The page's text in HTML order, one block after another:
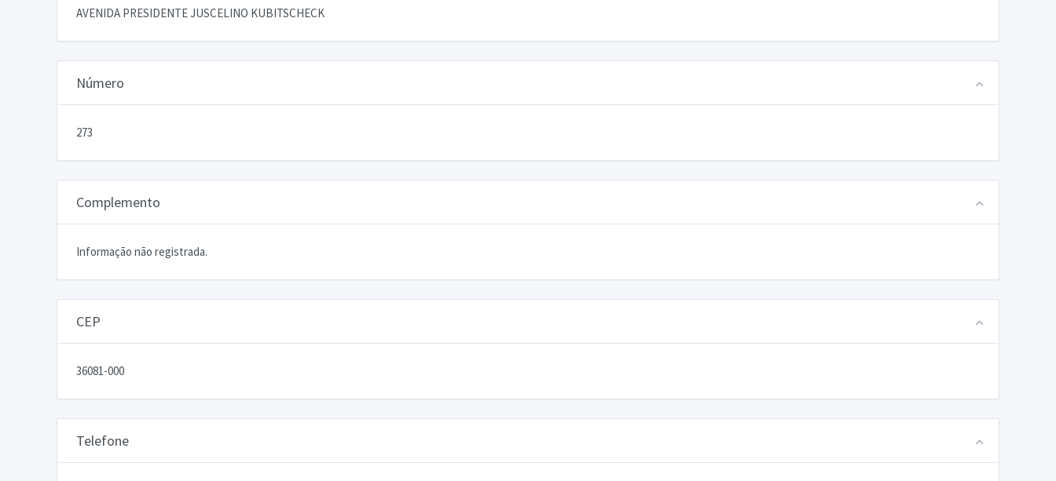
AVENIDA PRESIDENTE JUSCELINO KUBITSCHECK
Número
273
Complemento
Informação não registrada.
CEP
36081-000
Telefone